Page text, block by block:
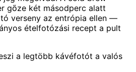
gőze két másodperc alatt
verseny az entrópia ellen —
ételfotózási recept a pult
a legtöbb kávéfotót a valós